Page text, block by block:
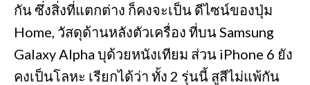
กัน ซึ่งสิ่งที่แตกต่าง ก็คงจะเป็น ดีไซน์ของปุ่ม
Home, วัสดุด้านหลังตัวเครื่อง ที่บน Samsung
Galaxy Alpha บุด้วยหนังเทียม ส่วน iPhone 6 ยัง
คงเป็นโลหะ เรียกได้ว่า ทั้ง 2 รุ่นนี้ สูสีไม่แพ้กัน